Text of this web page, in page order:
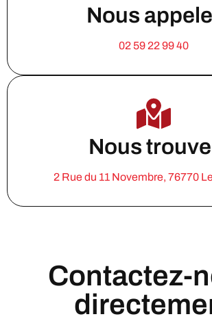
Nous
02 59 22 99 40
Nous
2 Rue du 11 Novembre, 76770
Contactez-